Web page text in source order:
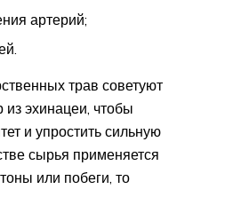
артерий;
трав советуют
из эхинацеи, чтобы
и упростить сильную
сырья применяется
или побеги, то